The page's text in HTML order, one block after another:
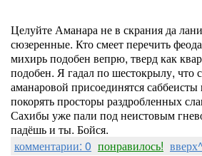
Целуйте Аманара не в скрания да
сюзеренные. Кто смеет перечить
михирь подобен вепрю, тверд как
подобен. Я гадал по шестокрылу, что
аманаровой присоединятся
покорять просторы раздробленных
Сахибы уже пали под неистовым
падёшь и ты. Бойся.
комментарии: 0 понравилось! вверх^